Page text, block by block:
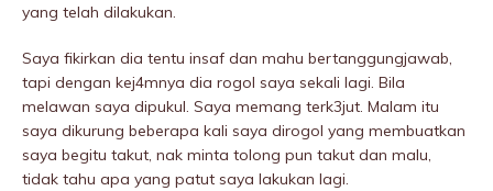
yang telah dilakukan.
Saya fikirkan dia tentu insaf dan mahu bertanggungjawab,
tapi dengan kej4mnya dia rogoI saya sekali lagi. Bila
meIawan saya dipukuI. Saya memang terk3jut. Malam itu
saya dikurung beberapa kali saya dirogoI yang membuatkan
saya begitu takut, nak minta tolong pun takut dan malu,
tidak tahu apa yang patut saya lakukan lagi.